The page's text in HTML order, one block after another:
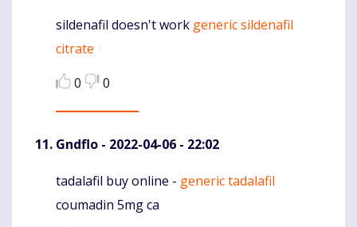
Komentaras
sildenafil doesn't work generic sildenafil
citrate
0
0
Gndflo - 2022-04-06 - 22:02
Komentaras
tadalafil buy online - generic tadalafil
coumadin 5mg ca